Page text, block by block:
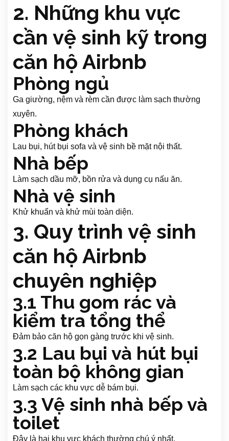
2. Những khu vực
cần vệ sinh kỹ trong
căn hộ Airbnb
Phòng ngủ
Ga giường, nệm và rèm cần được làm sạch thường
xuyên.
Phòng khách
Lau bụi, hút bụi sofa và vệ sinh bề mặt nội thất.
Nhà bếp
Làm sạch dầu mỡ, bồn rửa và dụng cụ nấu ăn.
Nhà vệ sinh
Khử khuẩn và khử mùi toàn diện.
3. Quy trình vệ sinh
căn hộ Airbnb
chuyên nghiệp
3.1 Thu gom rác và
kiểm tra tổng thể
Đảm bảo căn hộ gọn gàng trước khi vệ sinh.
3.2 Lau bụi và hút bụi
toàn bộ không gian
Làm sạch các khu vực dễ bám bụi.
3.3 Vệ sinh nhà bếp và
toilet
Đây là hai khu vực khách thường chú ý nhất.